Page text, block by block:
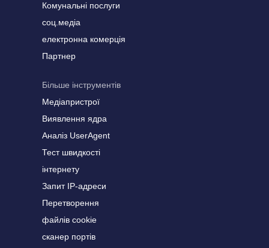
Комунальні послуги
соц.медіа
електронна комерція
Партнер
Більше інструментів
Медіапристрої
Виявлення ядра
Аналіз UserAgent
Тест швидкості
інтернету
Запит IP-адреси
Перетворення
файлів cookie
сканер портів